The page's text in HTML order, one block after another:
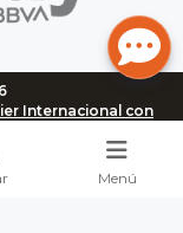
Internacional con
Menú